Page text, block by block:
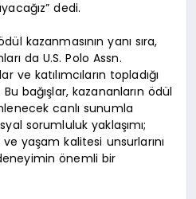
dedi.
kazanmasının yanı sıra,
da U.S. Polo Assn.
ve katılımcıların topladığı
bağışlar, kazananların ödül
canlı sunumla
sorumluluk yaklaşımı;
yaşam kalitesi unsurlarını
önemli bir